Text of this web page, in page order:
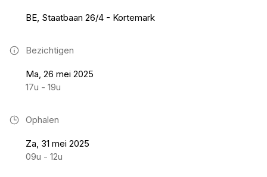
BE, Staatbaan 26/4 - Kortemark
Bezichtigen
Ma, 26 mei 2025
17u - 19u
Ophalen
Za, 31 mei 2025
09u - 12u